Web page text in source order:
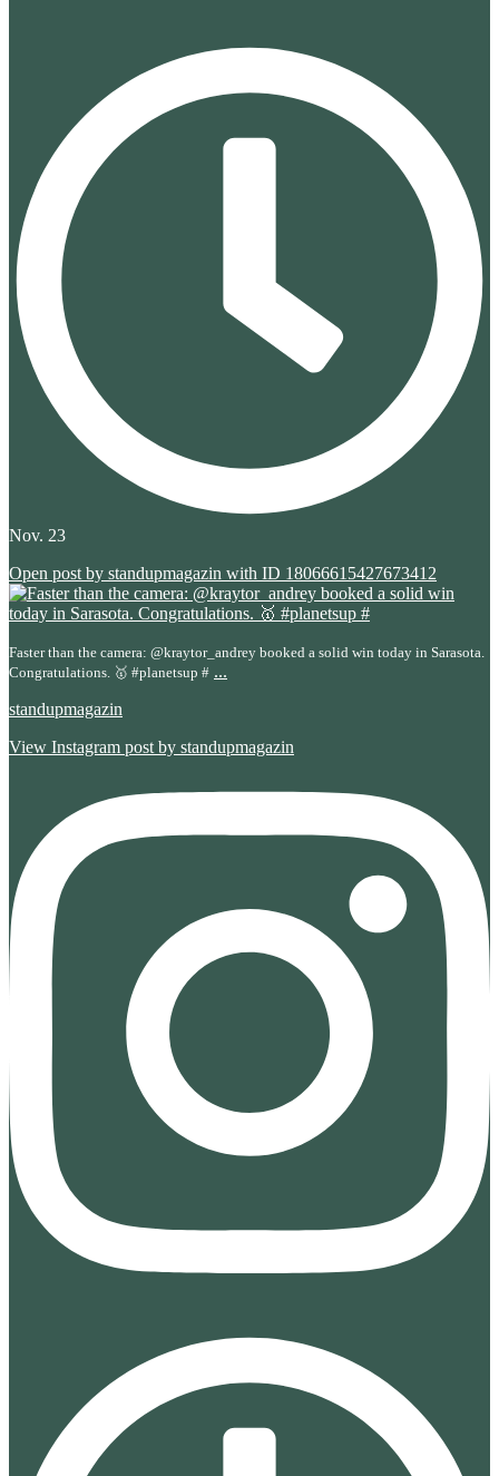
Nov. 23
Open post by standupmagazin with ID 18066615427673412
Faster than the camera: @kraytor_andrey booked a solid win today in Sarasota.
Congratulations. 🥇 #planetsup # ...
standupmagazin
View Instagram post by standupmagazin